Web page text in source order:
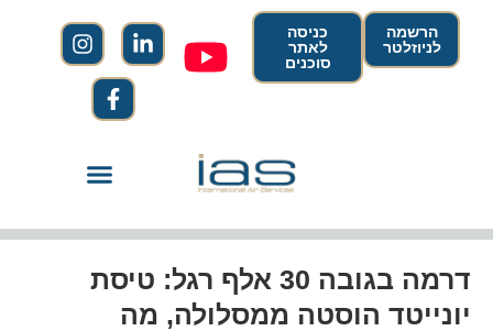
הרשמה
לניוזלטר
כניסה
לאתר
סוכנים
דרמה בגובה 30 אלף רגל: טיסת
יונייטד הוסטה ממסלולה, מה